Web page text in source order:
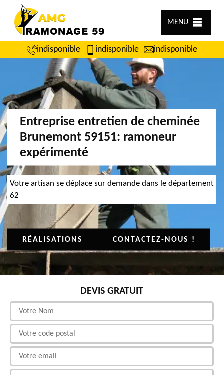
MENU
indisponible indisponible indisponible
Entreprise entretien de cheminée
Brunemont 59151: ramoneur
expérimenté
Votre artisan se déplace sur demande dans le département
62
RÉALISATIONS CONTACTEZ-NOUS !
DEVIS GRATUIT